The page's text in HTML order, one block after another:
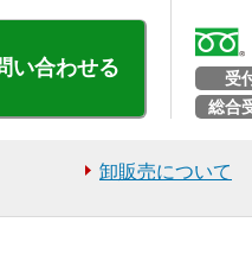
い合わせる 受
総合
卸販売について